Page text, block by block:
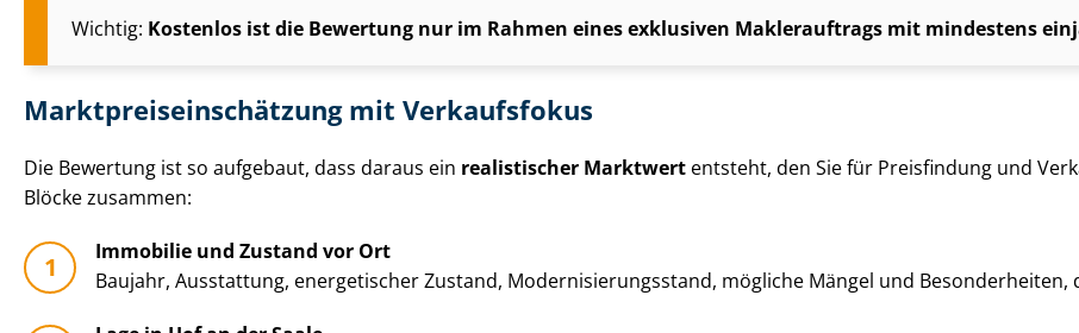
Wichtig: Kostenlos ist die Bewertung nur im Rahmen eines exklusiven Maklerauftrags mit mindestens
Markt­preis­ein­schät­zung mit Verkaufsfokus
Die Bewertung ist so aufgebaut, dass daraus ein realistischer Marktwert entsteht, den Sie für Preisfindung und
Blöcke zusammen:
Immobilie und Zustand vor Ort
Baujahr, Ausstattung, energetischer Zustand, Mo­der­ni­sie­rungs­stand, mögliche Mängel und Besonderheiten,